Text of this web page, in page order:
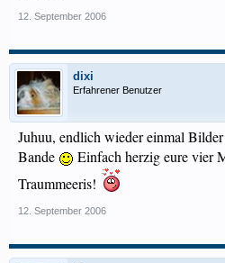
12. September 2006
dixi
Erfahrener Benutzer
Juhuu, endlich wieder einmal Bilder
Bande
Einfach herzig eure vier
Traummeeris!
12. September 2006